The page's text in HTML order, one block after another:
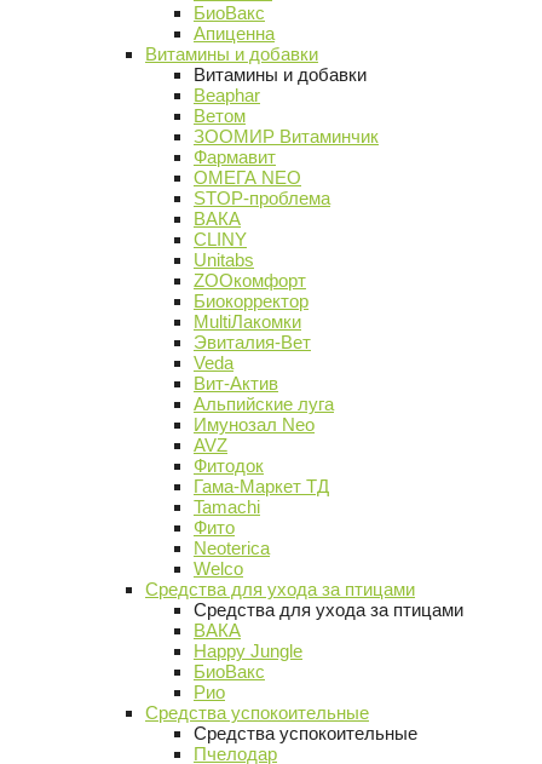
БиоВакс
Апиценна
Витамины и добавки
Витамины и добавки
Beaphar
Ветом
ЗООМИР Витаминчик
Фармавит
ОМЕГА NEO
STOP-проблема
ВАКА
CLINY
Unitabs
ZOOкомфорт
Биокорректор
MultiЛакомки
Эвиталия-Вет
Veda
Вит-Актив
Альпийские луга
Имунозал Neo
AVZ
Фитодок
Гама-Маркет ТД
Tamachi
Фито
Neoterica
Welco
Средства для ухода за птицами
Средства для ухода за птицами
ВАКА
Happy Jungle
БиоВакс
Рио
Средства успокоительные
Средства успокоительные
Пчелодар